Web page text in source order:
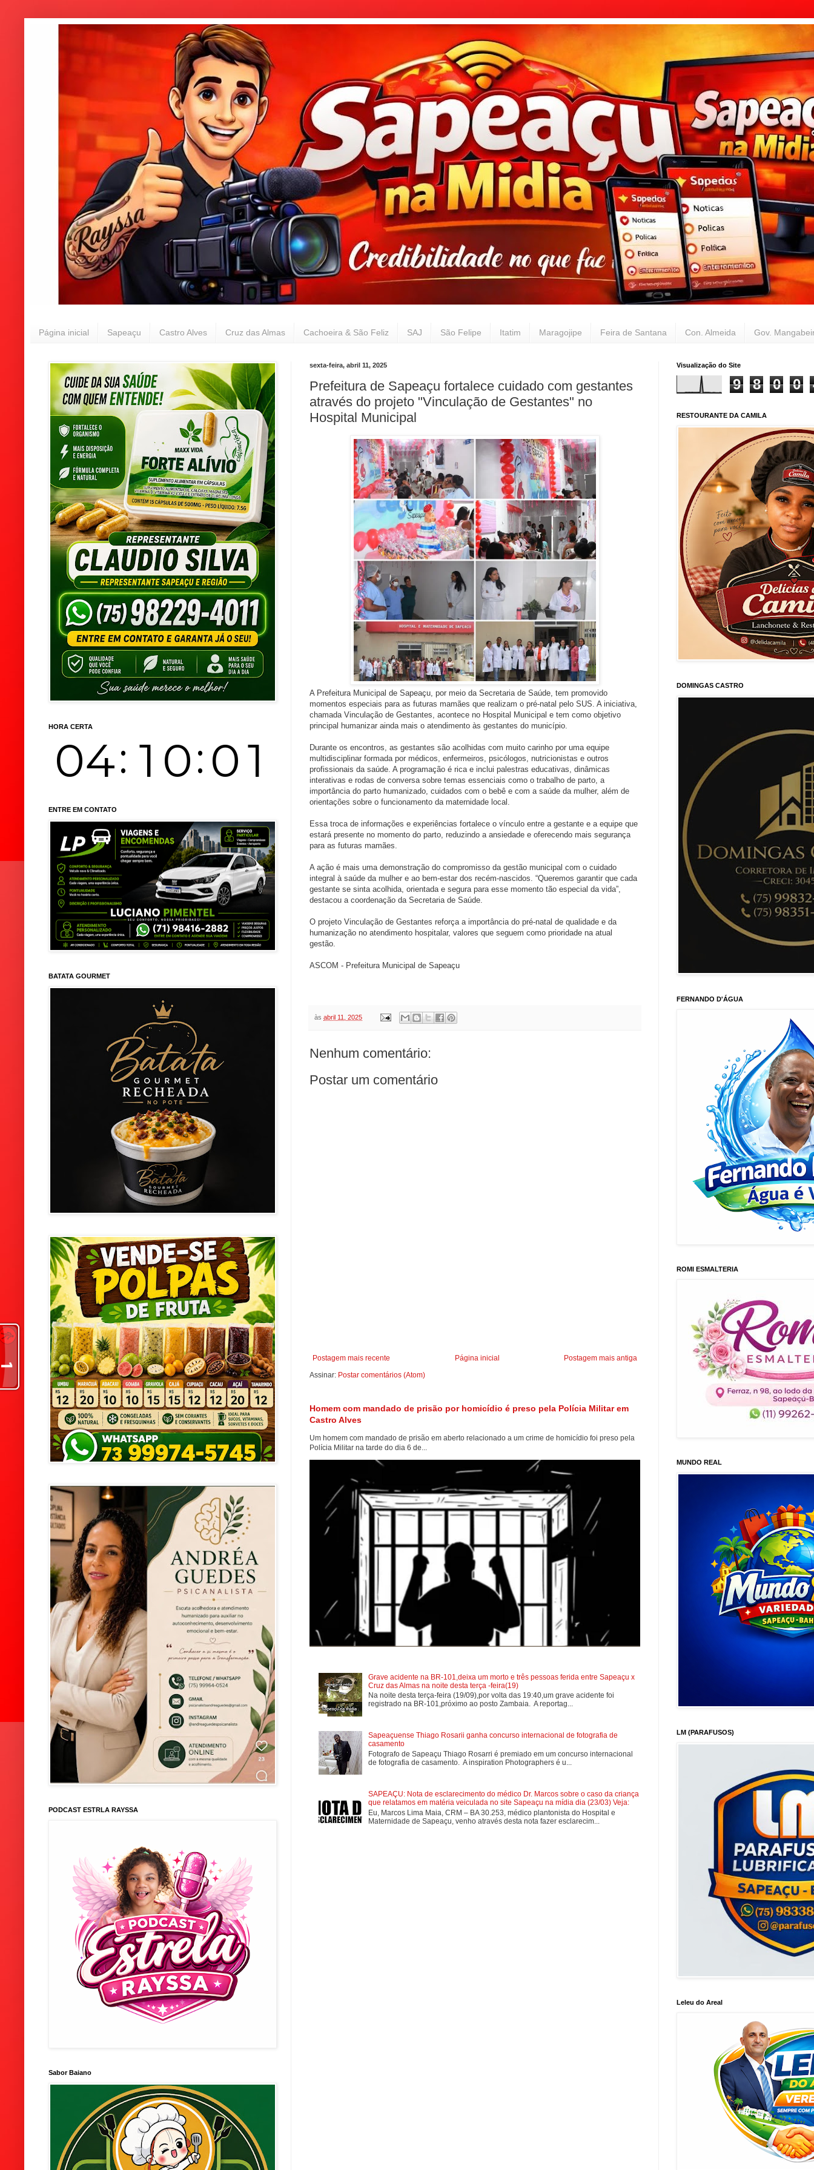
Página inicial Sapeaçu Castro Alves Cruz das Almas Cachoeira & São Feliz SAJ São Felipe Itatim Maragojipe Feira de Santana Con. Almeida Gov.
sexta-feira, abril 11, 2025
Prefeitura de Sapeaçu fortalece cuidado com gestantes
através do projeto "Vinculação de Gestantes" no
Hospital Municipal
A Prefeitura Municipal de Sapeaçu, por meio da Secretaria de Saúde, tem promovido
momentos especiais para as futuras mamães que realizam o pré-natal pelo SUS. A iniciativa,
chamada Vinculação de Gestantes, acontece no Hospital Municipal e tem como objetivo
principal humanizar ainda mais o atendimento às gestantes do município.
Durante os encontros, as gestantes são acolhidas com muito carinho por uma equipe
multidisciplinar formada por médicos, enfermeiros, psicólogos, nutricionistas e outros
profissionais da saúde. A programação é rica e inclui palestras educativas, dinâmicas
interativas e rodas de conversa sobre temas essenciais como o trabalho de parto, a
importância do parto humanizado, cuidados com o bebê e com a saúde da mulher, além de
orientações sobre o funcionamento da maternidade local.
Essa troca de informações e experiências fortalece o vínculo entre a gestante e a equipe que
estará presente no momento do parto, reduzindo a ansiedade e oferecendo mais segurança
para as futuras mamães.
A ação é mais uma demonstração do compromisso da gestão municipal com o cuidado
integral à saúde da mulher e ao bem-estar dos recém-nascidos. “Queremos garantir que cada
gestante se sinta acolhida, orientada e segura para esse momento tão especial da vida”,
destacou a coordenação da Secretaria de Saúde.
O projeto Vinculação de Gestantes reforça a importância do pré-natal de qualidade e da
humanização no atendimento hospitalar, valores que seguem como prioridade na atual
gestão.
ASCOM - Prefeitura Municipal de Sapeaçu
às abril 11, 2025
Nenhum comentário:
Postar um comentário
Postagem mais recente Postagem mais antiga
Página inicial
Assinar: Postar comentários (Atom)
Homem com mandado de prisão por homicídio é preso pela Polícia Militar em
Castro Alves
Um homem com mandado de prisão em aberto relacionado a um crime de homicídio foi preso pela
Polícia Militar na tarde do dia 6 de...
Grave acidente na BR-101,deixa um morto e três pessoas ferida entre Sapeaçu x
Cruz das Almas na noite desta terça -feira(19)
Na noite desta terça-feira (19/09),por volta das 19:40,um grave acidente foi
registrado na BR-101,próximo ao posto Zambaia. A reportag...
Sapeaçuense Thiago Rosarii ganha concurso internacional de fotografia de
casamento
Fotografo de Sapeaçu Thiago Rosarri é premiado em um concurso internacional
de fotografia de casamento. A inspiration Photographers é u...
SAPEAÇU: Nota de esclarecimento do médico Dr. Marcos sobre o caso da criança
que relatamos em matéria veiculada no site Sapeaçu na mídia dia (23/03) Veja:
Eu, Marcos Lima Maia, CRM – BA 30.253, médico plantonista do Hospital e
Maternidade de Sapeaçu, venho através desta nota fazer esclarecim...
HORA CERTA
ENTRE EM CONTATO
BATATA GOURMET
PODCAST ESTRLA RAYSSA
Sabor Baiano
Visualização do Site
9 8 0 0
RESTOURANTE DA CAMILA
DOMINGAS CASTRO
FERNANDO D'ÁGUA
ROMI ESMALTERIA
MUNDO REAL
LM (PARAFUSOS)
Leleu do Areal